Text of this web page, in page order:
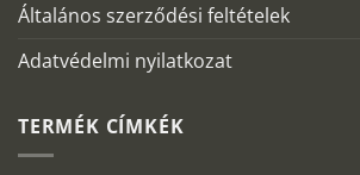
Általános szerződési feltételek
Adatvédelmi nyilatkozat
TERMÉK CÍMKÉK